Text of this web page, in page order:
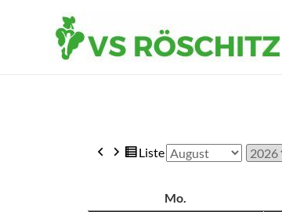
Kalender VS Röschitz
Zurück
WeiterAnsicht
Liste
Monat
Jahr
Mo.